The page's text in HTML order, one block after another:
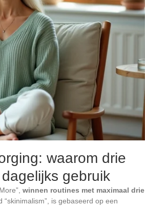
waarom drie
gebruik
winnen routines met maximaal drie
“skinimalism”, is gebaseerd op een